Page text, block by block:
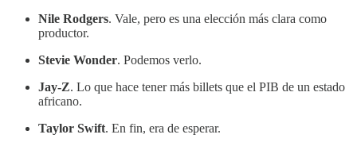
Nile Rodgers. Vale, pero es una elección más clara como
productor.
Stevie Wonder. Podemos verlo.
Jay-Z. Lo que hace tener más billets que el PIB de un estado
africano.
Taylor Swift. En fin, era de esperar.